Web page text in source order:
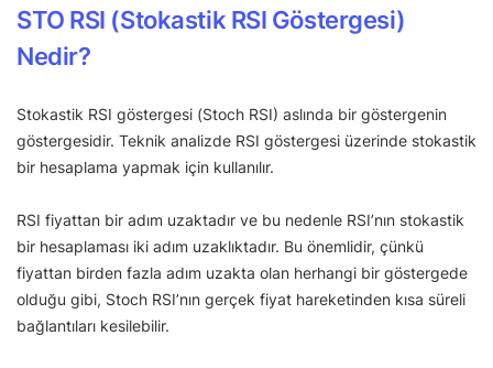
STO RSI (Stokastik RSI Göstergesi)
Nedir?
Stokastik RSI göstergesi (Stoch RSI) aslında bir göstergenin
göstergesidir. Teknik analizde RSI göstergesi üzerinde stokastik
bir hesaplama yapmak için kullanılır.
RSI fiyattan bir adım uzaktadır ve bu nedenle RSI’nın stokastik
bir hesaplaması iki adım uzaklıktadır. Bu önemlidir, çünkü
fiyattan birden fazla adım uzakta olan herhangi bir göstergede
olduğu gibi, Stoch RSI’nın gerçek fiyat hareketinden kısa süreli
bağlantıları kesilebilir.